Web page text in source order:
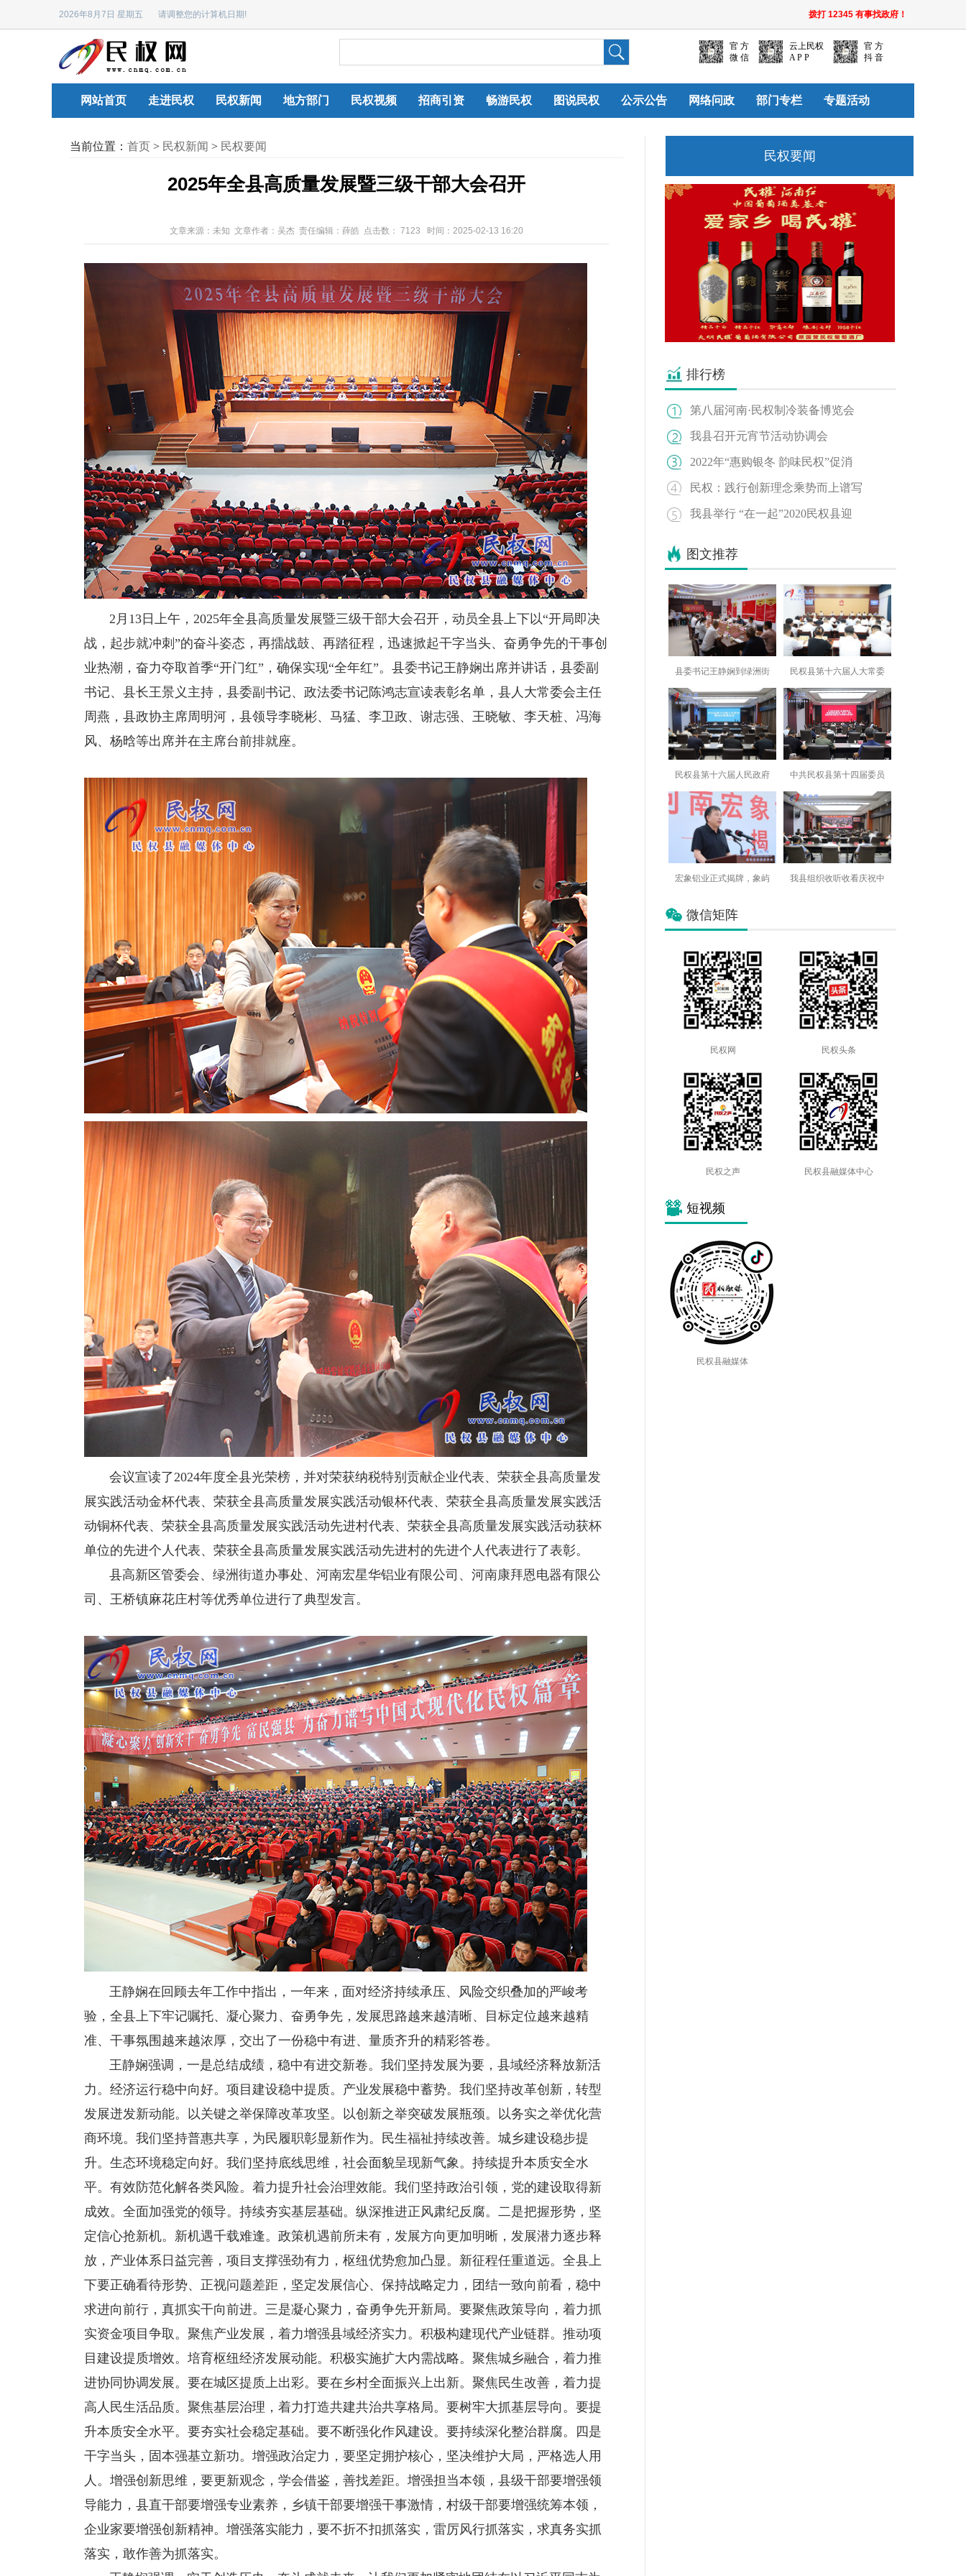
2026年8月7日 星期五 请调整您的计算机日期! 拨打 12345 有事找政府！
官 方
微 信
云上民权
A P P
官 方
抖 音
网站首页 走进民权 民权新闻 地方部门 民权视频 招商引资 畅游民权 图说民权 公示公告 网络问政 部门专栏 专题活动
当前位置： 首页 > 民权新闻 > 民权要闻
2025年全县高质量发展暨三级干部大会召开
文章来源：未知 文章作者：吴杰 责任编辑：薛皓 点击数： 7123 时间：2025-02-13 16:20
2月13日上午，2025年全县高质量发展暨三级干部大会召开，动员全县上下以“开局即决
战，起步就冲刺”的奋斗姿态，再擂战鼓、再踏征程，迅速掀起干字当头、奋勇争先的干事创
业热潮，奋力夺取首季“开门红”，确保实现“全年红”。县委书记王静娴出席并讲话，县委副
书记、县长王景义主持，县委副书记、政法委书记陈鸿志宣读表彰名单，县人大常委会主任
周燕，县政协主席周明河，县领导李晓彬、马猛、李卫政、谢志强、王晓敏、李天桩、冯海
风、杨晗等出席并在主席台前排就座。
会议宣读了2024年度全县光荣榜，并对荣获纳税特别贡献企业代表、荣获全县高质量发
展实践活动金杯代表、荣获全县高质量发展实践活动银杯代表、荣获全县高质量发展实践活
动铜杯代表、荣获全县高质量发展实践活动先进村代表、荣获全县高质量发展实践活动获杯
单位的先进个人代表、荣获全县高质量发展实践活动先进村的先进个人代表进行了表彰。
县高新区管委会、绿洲街道办事处、河南宏星华铝业有限公司、河南康拜恩电器有限公
司、王桥镇麻花庄村等优秀单位进行了典型发言。
王静娴在回顾去年工作中指出，一年来，面对经济持续承压、风险交织叠加的严峻考
验，全县上下牢记嘱托、凝心聚力、奋勇争先，发展思路越来越清晰、目标定位越来越精
准、干事氛围越来越浓厚，交出了一份稳中有进、量质齐升的精彩答卷。
王静娴强调，一是总结成绩，稳中有进交新卷。我们坚持发展为要，县域经济释放新活
力。经济运行稳中向好。项目建设稳中提质。产业发展稳中蓄势。我们坚持改革创新，转型
发展迸发新动能。以关键之举保障改革攻坚。以创新之举突破发展瓶颈。以务实之举优化营
商环境。我们坚持普惠共享，为民履职彰显新作为。民生福祉持续改善。城乡建设稳步提
升。生态环境稳定向好。我们坚持底线思维，社会面貌呈现新气象。持续提升本质安全水
平。有效防范化解各类风险。着力提升社会治理效能。我们坚持政治引领，党的建设取得新
成效。全面加强党的领导。持续夯实基层基础。纵深推进正风肃纪反腐。二是把握形势，坚
定信心抢新机。新机遇千载难逢。政策机遇前所未有，发展方向更加明晰，发展潜力逐步释
放，产业体系日益完善，项目支撑强劲有力，枢纽优势愈加凸显。新征程任重道远。全县上
下要正确看待形势、正视问题差距，坚定发展信心、保持战略定力，团结一致向前看，稳中
求进向前行，真抓实干向前进。三是凝心聚力，奋勇争先开新局。要聚焦政策导向，着力抓
实资金项目争取。聚焦产业发展，着力增强县域经济实力。积极构建现代产业链群。推动项
目建设提质增效。培育枢纽经济发展动能。积极实施扩大内需战略。聚焦城乡融合，着力推
进协同协调发展。要在城区提质上出彩。要在乡村全面振兴上出新。聚焦民生改善，着力提
高人民生活品质。聚焦基层治理，着力打造共建共治共享格局。要树牢大抓基层导向。要提
升本质安全水平。要夯实社会稳定基础。要不断强化作风建设。要持续深化整治群腐。四是
干字当头，固本强基立新功。增强政治定力，要坚定拥护核心，坚决维护大局，严格选人用
人。增强创新思维，要更新观念，学会借鉴，善找差距。增强担当本领，县级干部要增强领
导能力，县直干部要增强专业素养，乡镇干部要增强干事激情，村级干部要增强统筹本领，
企业家要增强创新精神。增强落实能力，要不折不扣抓落实，雷厉风行抓落实，求真务实抓
落实，敢作善为抓落实。
民权要闻
排行榜
第八届河南·民权制冷装备博览会
我县召开元宵节活动协调会
2022年“惠购银冬 韵味民权”促消
民权：践行创新理念乘势而上谱写
我县举行 “在一起”2020民权县迎
图文推荐
县委书记王静娴到绿洲街 民权县第十六届人大常委
民权县第十六届人民政府 中共民权县第十四届委员
宏象铝业正式揭牌，象屿 我县组织收听收看庆祝中
微信矩阵
民权网 民权头条
民权之声 民权县融媒体中心
短视频
民权县融媒体